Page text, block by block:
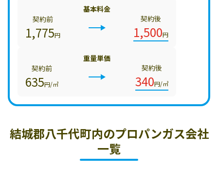
基本料金
契約前
1,775円
契約後
1,500円
重量単価
契約前
635円/㎥
契約後
340円/㎥
結城郡八千代町内のプロパンガス会社
一覧